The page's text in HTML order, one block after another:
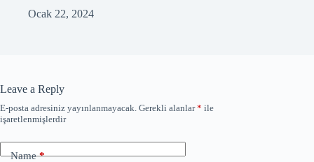
Ocak 22, 2024
Leave a Reply
E-posta adresiniz yayınlanmayacak. Gerekli alanlar* ile
işaretlenmişlerdir
Name*